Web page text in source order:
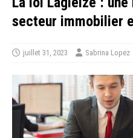
secteur immobilier
juillet 31, 2023 Sabrina Lopez